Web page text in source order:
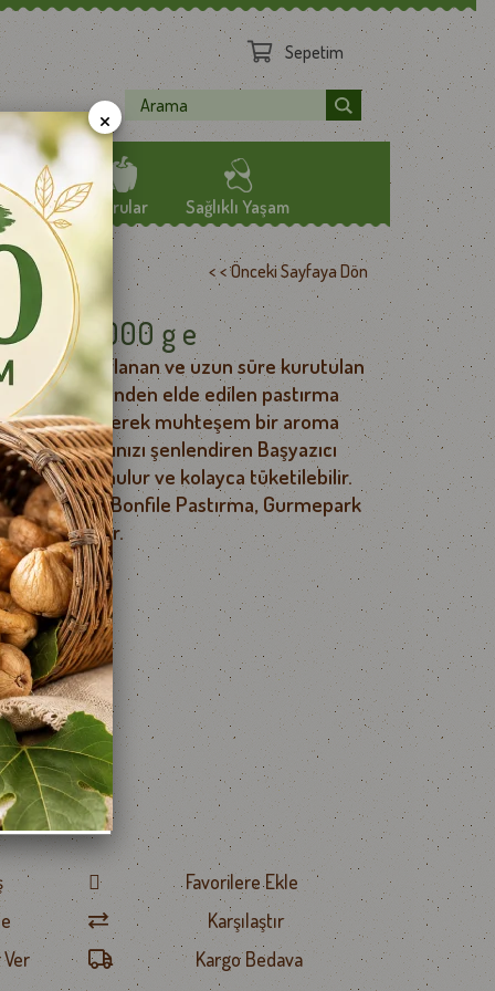
Sepetim
Kurular
TOZLARI
Sağlıklı Yaşam
ÖZEL YAĞLAR
TEMİZLİK
SAĞLIK TAKVİYESİ
< < Önceki Sayfaya Dön
1000 g e
özenle hazırlanan ve uzun süre kurutulan
bonfile etinden elde edilen pastırma
muhteşem bir aroma
sofralarınızı şenlendiren Başyazıcı
olarak sunulur ve kolayca tüketilebilir.
Başyazıcı Bonfile Pastırma, Gurmepark
katıyor.
Favorilere Ekle
Karşılaştır
Kargo Bedava
×